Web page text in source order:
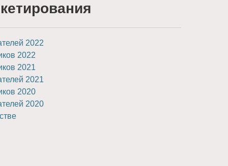
2022
2022
2021
2021
2020
2020